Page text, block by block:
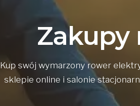
Zakupy
Kup swój wymarzony rower
sklepie online i salonie